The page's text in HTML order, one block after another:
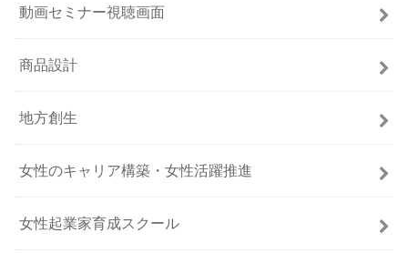
動画セミナー視聴画面
商品設計
地方創生
女性のキャリア構築・女性活躍推進
女性起業家育成スクール